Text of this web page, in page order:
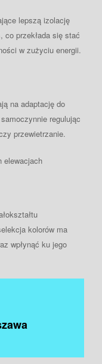
lepszą izolację
co przekłada się stać
w zużyciu energii.
na adaptację do
regulując
przewietrzanie.
elewacjach
kolorów ma
wpłynąć ku jego